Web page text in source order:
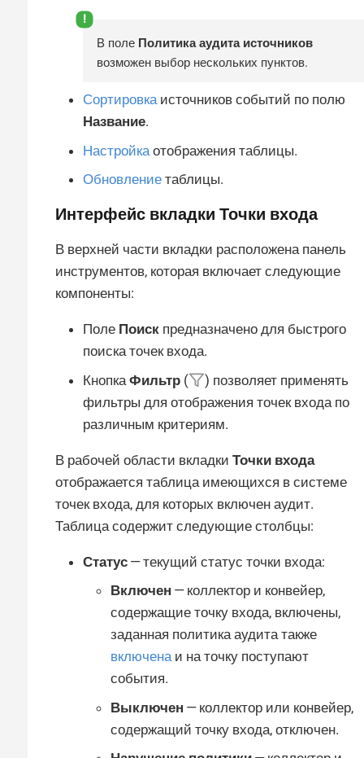
В поле Политика аудита источников
возможен выбор нескольких пунктов.
Сортировкаисточников событий по полю
Название.
Настройка отображения таблицы.
Обновление таблицы.
Интерфейс вкладки Точки входа
В верхней части вкладки расположена панель
инструментов, которая включает следующие
компоненты:
Поле Поиск предназначено для быстрого
поиска точек входа.
Кнопка Фильтр (
) позволяет применять
фильтры для отображения точек входа по
различным критериям.
В рабочей области вкладки Точки входа
отображается таблица имеющихся в системе
точек входа, для которых включен аудит.
Таблица содержит следующие столбцы:
Статус — текущий статус точки входа:
Включен — коллектор и конвейер,
содержащие точку входа, включены,
заданная политика аудита также
включенаи на точку поступают
события.
Выключен — коллектор или конвейер,
содержащий точку входа, отключен.